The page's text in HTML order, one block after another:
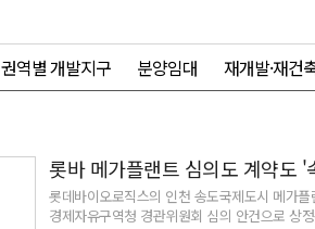
권역별 개발지구 분양임대 재개발·재건
롯바 메가플랜트 심의도 계약도 '
롯데바이오로직스의 인천 송도국제도시 메가
경제자유구역청 경관위원회 심의 안건으로 상